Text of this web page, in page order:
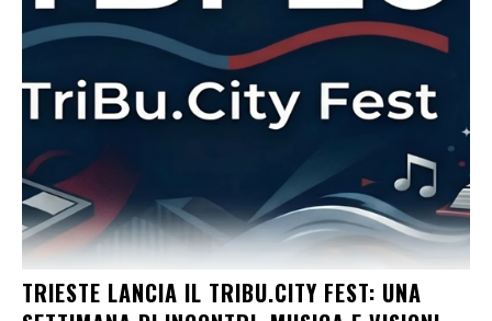
TRIESTE LANCIA IL TRIBU.CITY FEST: UNA